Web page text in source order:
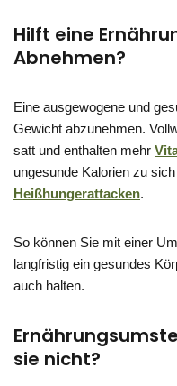
Hilft eine
Abnehmen?
Eine ausgewogene und
Gewicht abzunehmen.
satt und enthalten mehr
ungesunde Kalorien zu
Heißhungerattacken.
So können Sie mit einer
langfristig ein gesundes
auch halten.
sie nicht?